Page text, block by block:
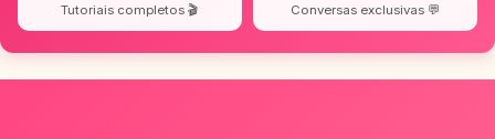
Tutoriais completos 🎬 Conversas exclusivas 💬